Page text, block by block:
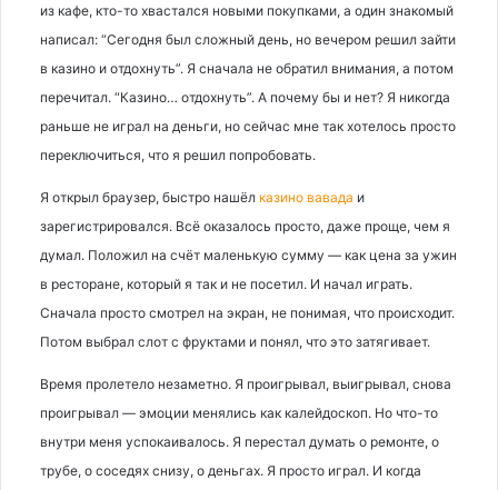
из кафе, кто-то хвастался новыми покупками, а один знакомый
написал: “Сегодня был сложный день, но вечером решил зайти
в казино и отдохнуть”. Я сначала не обратил внимания, а потом
перечитал. “Казино… отдохнуть”. А почему бы и нет? Я никогда
раньше не играл на деньги, но сейчас мне так хотелось просто
переключиться, что я решил попробовать.
Я открыл браузер, быстро нашёл казино вавада и
зарегистрировался. Всё оказалось просто, даже проще, чем я
думал. Положил на счёт маленькую сумму — как цена за ужин
в ресторане, который я так и не посетил. И начал играть.
Сначала просто смотрел на экран, не понимая, что происходит.
Потом выбрал слот с фруктами и понял, что это затягивает.
Время пролетело незаметно. Я проигрывал, выигрывал, снова
проигрывал — эмоции менялись как калейдоскоп. Но что-то
внутри меня успокаивалось. Я перестал думать о ремонте, о
трубе, о соседях снизу, о деньгах. Я просто играл. И когда